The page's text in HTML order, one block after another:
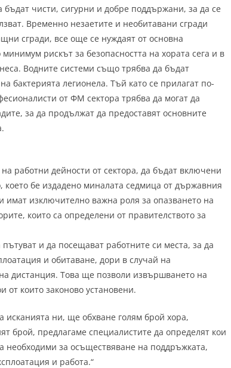
чисти, сигурни и добре поддържани, за да се
Временно незаетите и необитавани сгради
сгради, все още се нуждаят от основна
рискът за безопасността на хората сега и в
Водните системи също трябва да бъдат
бактерията легионела. Тъй като се прилагат по-
от ФМ сектора трябва да могат да
за да продължат да предоставят основните
работни дейности от сектора, да бъдат включени
което бе издадено миналата седмица от държавния
имат изключително важна роля за опазването на
които са определени от правителството за
и да посещават работните си места, за да
и обитаване, дори в случай на
дистанция. Това ще позволи извършването на
които законово установени.
ни, ще обхване голям брой хора,
брой, предлагаме специалистите да определят кои
необходими за осъществяване на поддръжката,
и работа.“